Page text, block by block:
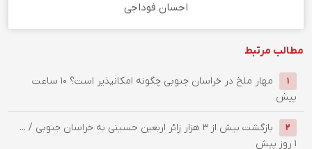
احسان فوداجی
مطالب مرتبط
1 ‌مهار ملخ در خراسان جنوبی چگونه امکانپذیر است؟
10 ساعت
پیش
2
بازگشت بیش از ۳ هزار زائر اربعین حسینی به خراسان جنوبی / ...
1 روز پیش